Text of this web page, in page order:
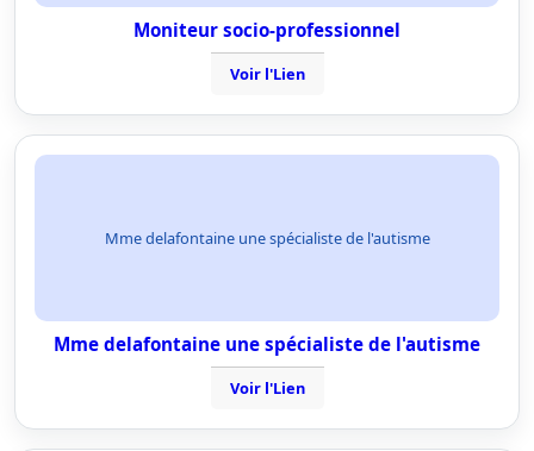
Moniteur socio-professionnel
Voir l'Lien
Mme delafontaine une spécialiste de l'autisme
Mme delafontaine une spécialiste de l'autisme
Voir l'Lien